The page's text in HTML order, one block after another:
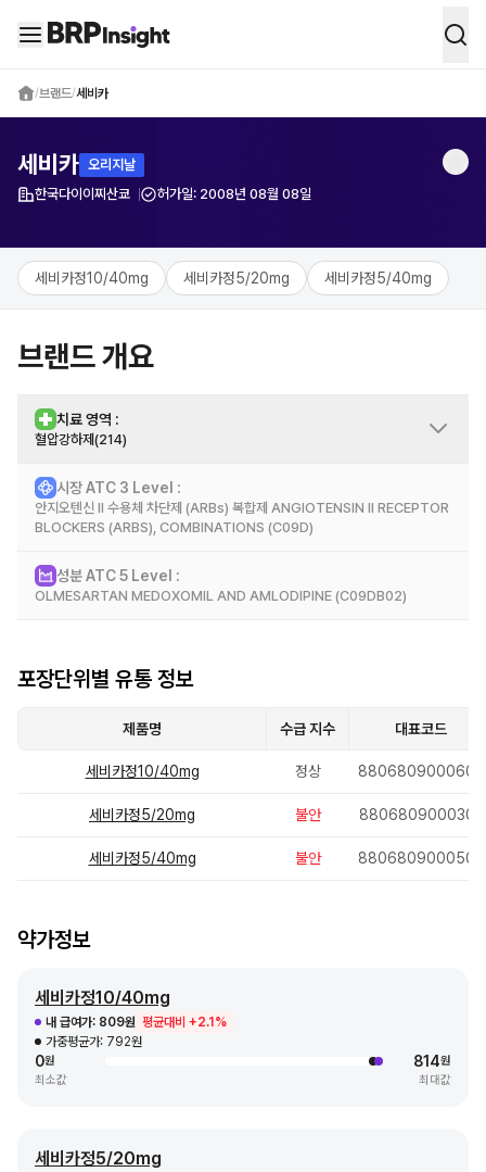
/브랜드/세비카
세비카 오리지날
한국다이이찌산쿄 허가일: 2008년 08월 08일
세비카정10/40mg 세비카정5/20mg 세비카정5/40mg
브랜드 개요
치료 영역 :
혈압강하제(214)
효능 효과
암로디핀 또는 올메사르탄메독소밀 단독요법으로 혈압이 적절하게 조절되지 않
는 본태성 고혈압의 치료
시장 ATC 3 Level :
안지오텐신 II 수용체 차단제 (ARBs) 복합제 ANGIOTENSIN II RECEPTOR
BLOCKERS (ARBS), COMBINATIONS (C09D)
시장 정보
성분 ATC 5 Level :
OLMESARTAN MEDOXOMIL AND AMLODIPINE (C09DB02)
포장단위별 유통 정보
제품명 수급 지수 대표코드
세비카정10/40mg 정상 8806809000607
세비카정5/20mg 불안 8806809000300
세비카정5/40mg 불안 8806809000508
약가정보
세비카정10/40mg
내 급여가: 809원 평균대비 +2.1%
가중평균가: 792원
0원
최소값
814원
최대값
세비카정5/20mg